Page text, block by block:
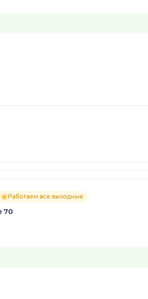
Работаем все выходные
70